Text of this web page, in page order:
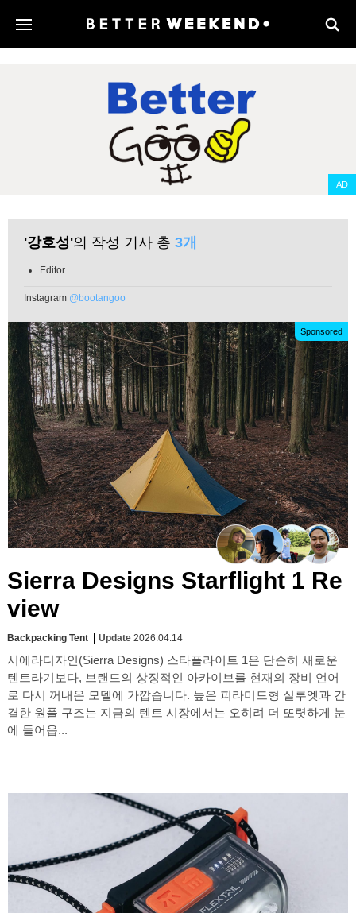
AD
'강호성'의 작성 기사 총 3개
Editor
Instagram @bootangoo
Sponsored
Sierra Designs Starflight 1 Re
view
Backpacking Tent Update 2026.04.14
시에라디자인(Sierra Designs) 스타플라이트 1은 단순히 새로운
텐트라기보다, 브랜드의 상징적인 아카이브를 현재의 장비 언어
로 다시 꺼내온 모델에 가깝습니다. 높은 피라미드형 실루엣과 간
결한 원폴 구조는 지금의 텐트 시장에서는 오히려 더 또렷하게 눈
에 들어옵...